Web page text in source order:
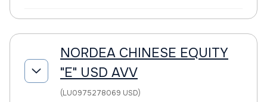
NORDEA CHINESE EQUITY
"E" USD AVV
(LU0975278069 USD)